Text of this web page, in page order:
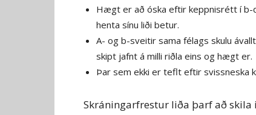
Hægt er að óska eftir keppnisrétt í
henta sínu liði betur.
A- og b-sveitir sama félags skulu
skipt jafnt á milli riðla eins og hægt er.
Þar sem ekki er teflt eftir svissneska
Skráningarfrestur liða þarf að skila